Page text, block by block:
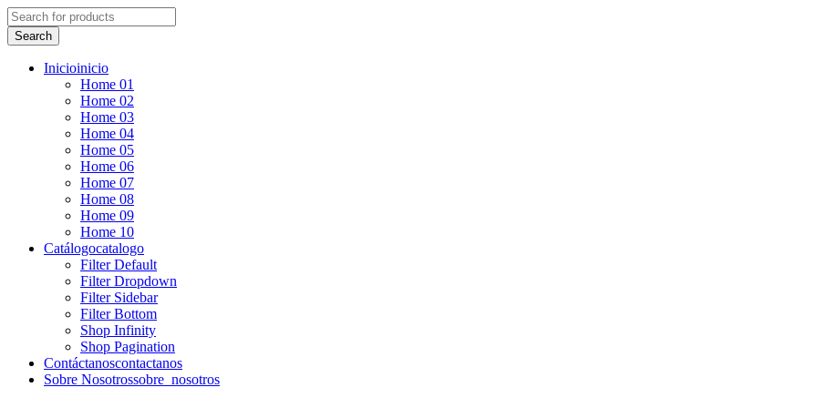
Inicioinicio
Home 01
Home 02
Home 03
Home 04
Home 05
Home 06
Home 07
Home 08
Home 09
Home 10
Catálogocatalogo
Filter Default
Filter Dropdown
Filter Sidebar
Filter Bottom
Shop Infinity
Shop Pagination
Contáctanoscontactanos
Sobre Nosotrossobre_nosotros